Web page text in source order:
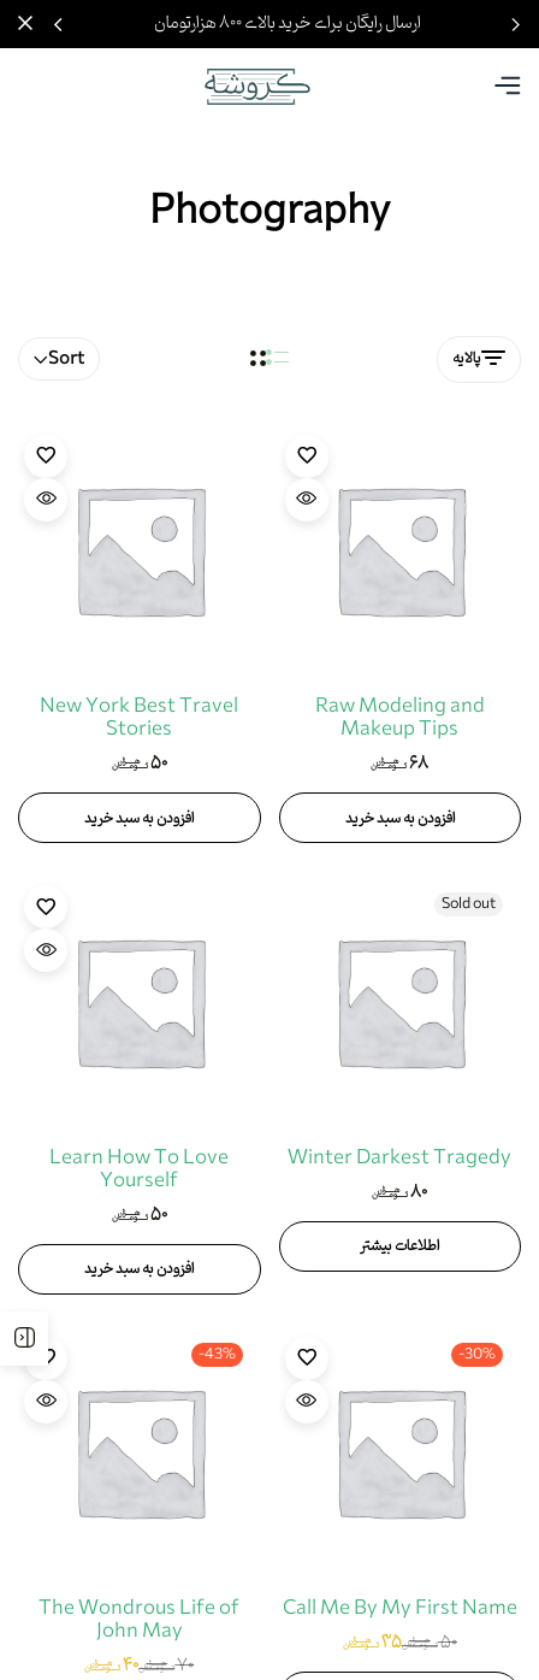
ارسال رایگان برای خرید بالای ۸۰۰ هزارتومان
Photography
پالایه Sort
Raw Modeling and
Makeup Tips
۶۸ هزار
تومان
افزودن به سبد خرید
New York Best Travel
Stories
۵۰ هزار
تومان
افزودن به سبد خرید
Sold out
Winter Darkest Tragedy
۸۰ هزار
تومان
اطلاعات بیشتر
Learn How To Love
Yourself
۵۰ هزار
تومان
افزودن به سبد خرید
-30%
Call Me By My First Name
۵۰ هزار
تومان۳۵ هزار
تومان
-43%
The Wondrous Life of
John May
۷۰ هزار
تومان۴۰ هزار
تومان